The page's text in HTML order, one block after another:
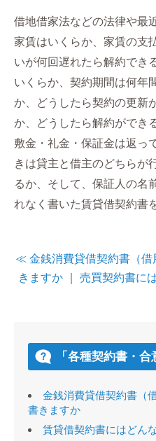
借地借家法などの法律や最
家賃はいくらか、家賃の支
いが何回遅れたら解約でき
いくらか、契約期間は何年
か、どうしたら契約の更新
か、どうしたら解約ができ
敷金・礼金・保証金は返っ
きは貸主と借主のどちらが
るか、そして、保証人の名
れなく書いた賃貸借契約書
≪ 金銭消費貸借契約書（借
きますか
売買契約書に
「各種契約書・
金銭消費貸借契約書（
書きますか
賃貸借契約書にはどん